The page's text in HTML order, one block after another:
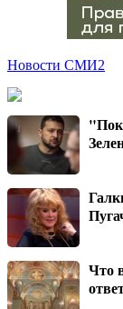
Новости СМИ2
Что